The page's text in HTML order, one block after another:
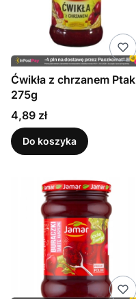
Ćwikła z chrzanem Ptak
275g
Cena
4,89 zł
Do koszyka